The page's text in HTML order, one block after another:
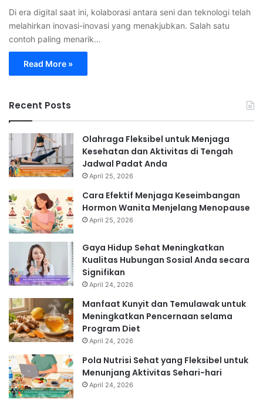
Di era digital saat ini, kolaborasi antara seni dan teknologi telah
melahirkan inovasi-inovasi yang menakjubkan. Salah satu
contoh paling menarik…
Read More »
Recent Posts
Olahraga Fleksibel untuk Menjaga
Kesehatan dan Aktivitas di Tengah
Jadwal Padat Anda
April 25, 2026
Cara Efektif Menjaga Keseimbangan
Hormon Wanita Menjelang Menopause
April 25, 2026
Gaya Hidup Sehat Meningkatkan
Kualitas Hubungan Sosial Anda secara
Signifikan
April 24, 2026
Manfaat Kunyit dan Temulawak untuk
Meningkatkan Pencernaan selama
Program Diet
April 24, 2026
Pola Nutrisi Sehat yang Fleksibel untuk
Menunjang Aktivitas Sehari-hari
April 24, 2026